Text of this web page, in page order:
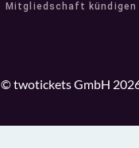
Mitgliedschaft kündigen
© twotickets GmbH